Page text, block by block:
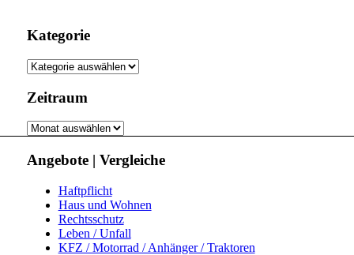
Kategorie
Kategorie
Zeitraum
Zeitraum
Angebote | Vergleiche
Haftpflicht
Haus und Wohnen
Rechtsschutz
Leben / Unfall
KFZ / Motorrad / Anhänger / Traktoren